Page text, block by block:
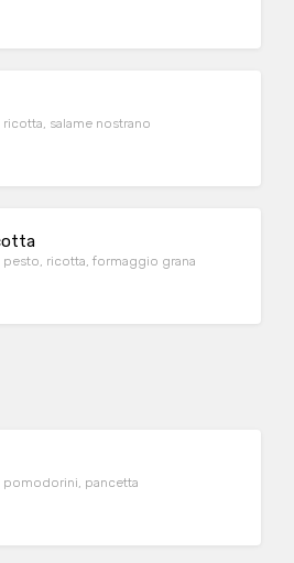
salame nostrano
ricotta, formaggio grana
pomodorini, pancetta